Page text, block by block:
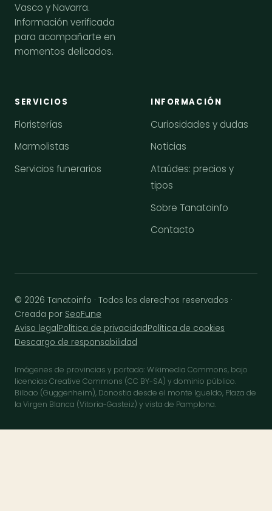
Vasco y Navarra.
Información verificada
para acompañarte en
momentos delicados.
SERVICIOS
Floristerías
Marmolistas
Servicios funerarios
INFORMACIÓN
Curiosidades y dudas
Noticias
Ataúdes: precios y
tipos
Sobre Tanatoinfo
Contacto
© 2026 Tanatoinfo · Todos los derechos reservados ·
Creada por SeoFune
Aviso legalPolítica de privacidadPolítica de cookies
Descargo de responsabilidad
Imágenes de provincias y portada: Wikimedia Commons, bajo
licencias Creative Commons (CC BY-SA) y dominio público.
Bilbao (Guggenheim), Donostia desde el monte Igueldo, Plaza de
la Virgen Blanca (Vitoria-Gasteiz) y vista de Pamplona.